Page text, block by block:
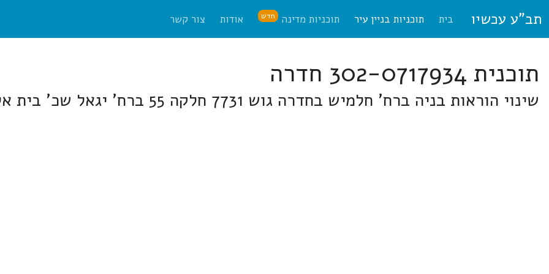
תב"ע עכשיו בית תוכניות בניין עיר תוכניות מדינה חדש אודות צור קשר
תוכנית 302-0717934 חדרה
שינוי הוראות בניה ברח' חלמיש בחדרה גוש 7731 חלקה 55 ברח' יגאל שכ' בית אליעזר בחדרה גוש 7731 חלקה 55